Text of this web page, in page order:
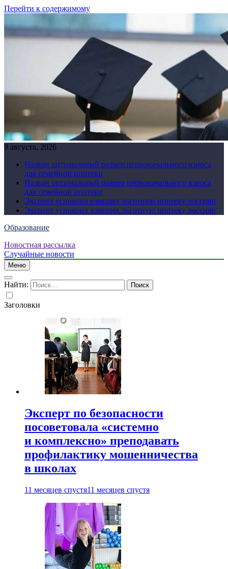
Перейти к содержимому
9 августа, 2026
Назван оптимальный размер первоначального взноса
для семейной ипотеки
Назван оптимальный размер первоначального взноса
для семейной ипотеки
Эксперт успокоил взявших льготную ипотеку россиян
Эксперт успокоил взявших льготную ипотеку россиян
Образование
Новостная рассылка
Случайные новости
Меню
Найти:
Заголовки
Эксперт по безопасности
посоветовала «системно
и комплексно» преподавать
профилактику мошенничества
в школах
11 месяцев спустя11 месяцев спустя